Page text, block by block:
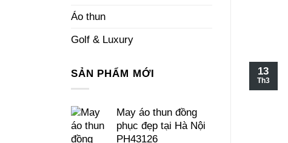
Áo thun
Golf & Luxury
SẢN PHẨM MỚI
May áo thun đồng
phục đẹp tại Hà Nội
PH43126
13
Th3